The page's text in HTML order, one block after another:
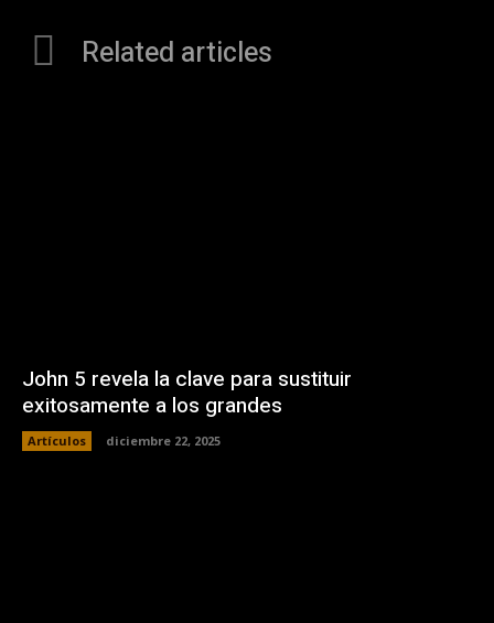
Related articles
John 5 revela la clave para sustituir
exitosamente a los grandes
Artículos diciembre 22, 2025